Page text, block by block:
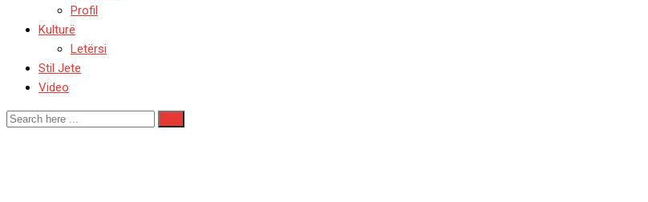
Profil
Kulturë
Letërsi
Stil Jete
Video